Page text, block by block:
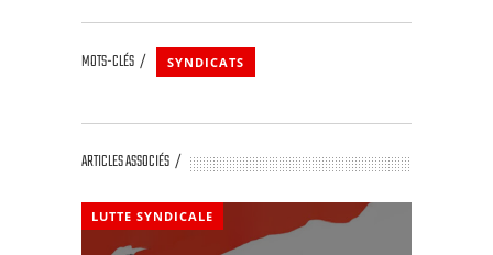
MOTS-CLÉS SYNDICATS
ARTICLES ASSOCIÉS
LUTTE SYNDICALE